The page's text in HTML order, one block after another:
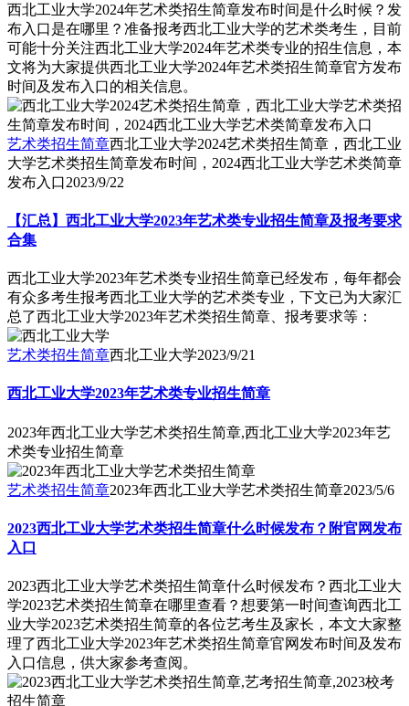
西北工业大学2024年艺术类招生简章发布时间是什么时候？发
布入口是在哪里？准备报考西北工业大学的艺术类考生，目前
可能十分关注西北工业大学2024年艺术类专业的招生信息，本
文将为大家提供西北工业大学2024年艺术类招生简章官方发布
时间及发布入口的相关信息。
艺术类招生简章西北工业大学2024艺术类招生简章，西北工业
大学艺术类招生简章发布时间，2024西北工业大学艺术类简章
发布入口2023/9/22
【汇总】西北工业大学2023年艺术类专业招生简章及报考要求
合集
西北工业大学2023年艺术类专业招生简章已经发布，每年都会
有众多考生报考西北工业大学的艺术类专业，下文已为大家汇
总了西北工业大学2023年艺术类招生简章、报考要求等：
艺术类招生简章西北工业大学2023/9/21
西北工业大学2023年艺术类专业招生简章
2023年西北工业大学艺术类招生简章,西北工业大学2023年艺
术类专业招生简章
艺术类招生简章2023年西北工业大学艺术类招生简章2023/5/6
2023西北工业大学艺术类招生简章什么时候发布？附官网发布
入口
2023西北工业大学艺术类招生简章什么时候发布？西北工业大
学2023艺术类招生简章在哪里查看？想要第一时间查询西北工
业大学2023艺术类招生简章的各位艺考生及家长，本文大家整
理了西北工业大学2023年艺术类招生简章官网发布时间及发布
入口信息，供大家参考查阅。